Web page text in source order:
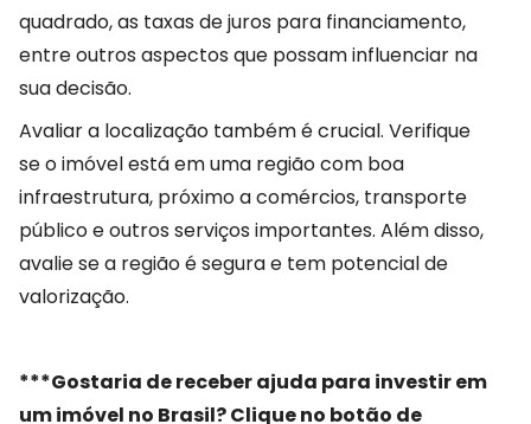
quadrado, as taxas de juros para financiamento,
entre outros aspectos que possam influenciar na
sua decisão.
Avaliar a localização também é crucial. Verifique
se o imóvel está em uma região com boa
infraestrutura, próximo a comércios, transporte
público e outros serviços importantes. Além disso,
avalie se a região é segura e tem potencial de
valorização.
***Gostaria de receber ajuda para investir em
um imóvel no Brasil? Clique no botão de